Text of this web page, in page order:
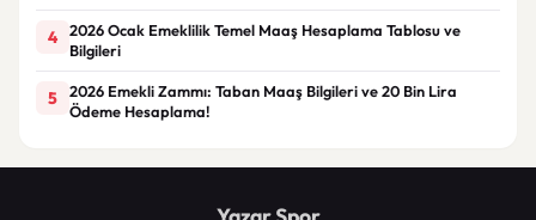
4
2026 Ocak Emeklilik Temel Maaş Hesaplama Tablosu ve
Bilgileri
5
2026 Emekli Zammı: Taban Maaş Bilgileri ve 20 Bin Lira
Ödeme Hesaplama!